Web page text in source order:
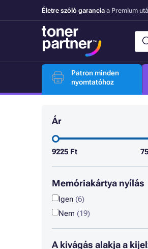
Életre szóló garancia a Premium
Patron minden
nyomtatóhoz
Ár
9225 Ft
Memóriakártya nyílás
Igen (6)
Nem (19)
A kivágás alakja a